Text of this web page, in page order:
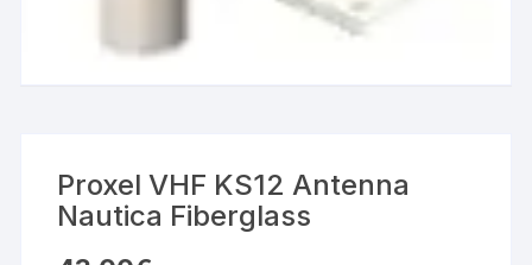
Proxel VHF KS12 Antenna
Nautica Fiberglass